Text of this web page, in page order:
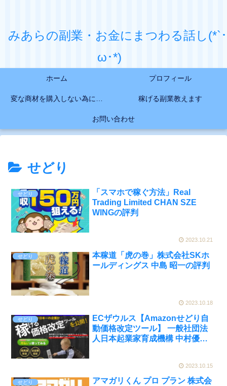
みあらの副業・お金にまつわる話し(*`･
ω･*)
ホーム プロフィール
変な商材を購入しない為に… 稼げる副業教えます
お問い合わせ
せどり
せどり
「スマホで稼ぐ方法」Real
Trading Limited CHAN SZE
WINGの評判
2023.10.21
せどり
本稼道「虎の巻」株式会社SKホ
ールディングス 中島 昭一の評判
2023.10.18
せどり
ECザウルス【Amazonせどり自
動価格改定ツール】 一般社団法
人日本起業家育成機構 中村優の
2023.10.15
せどり
アマガリくん プロ プラン 株式会